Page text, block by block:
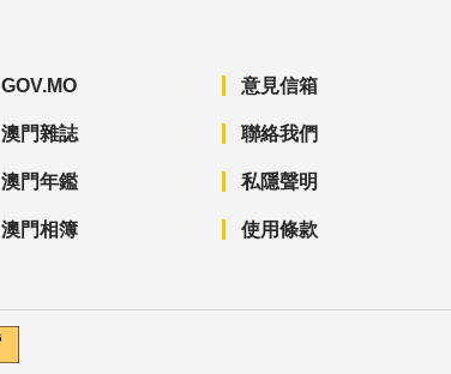
GOV.MO
澳門雜誌
澳門年鑑
澳門相簿
意見信箱
聯絡我們
私隱聲明
使用條款